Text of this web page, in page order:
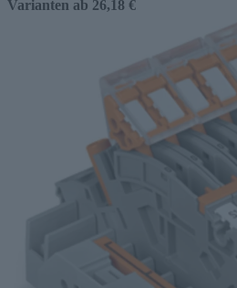
Varianten ab 26,18 €